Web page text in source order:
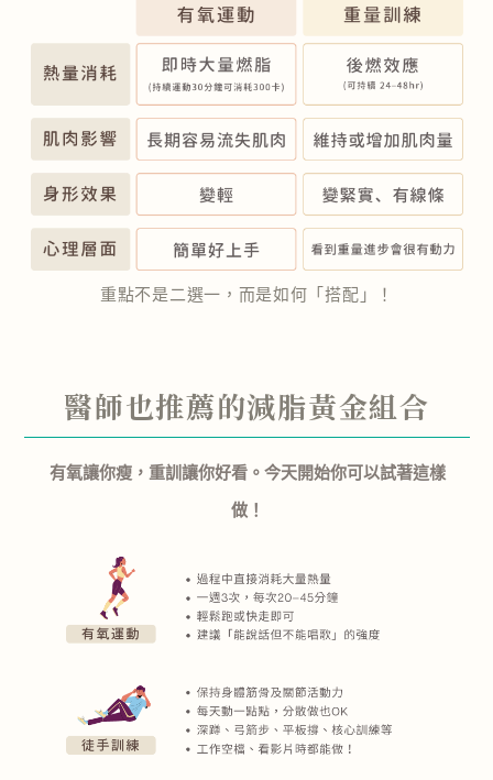
重點不是二選一，而是如何「搭配」！
醫師也推薦的減脂黃金組合
有氧讓你瘦，重訓讓你好看。今天開始你可以試著這樣
做！